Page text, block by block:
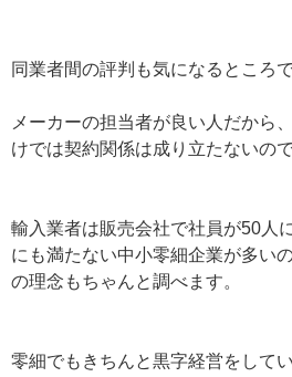
同業者間の評判も気になるところで
メーカーの担当者が良い人だから
けでは契約関係は成り立たないので
輸入業者は販売会社で社員が50人
にも満たない中小零細企業が多い
の理念もちゃんと調べます。
零細でもきちんと黒字経営をして